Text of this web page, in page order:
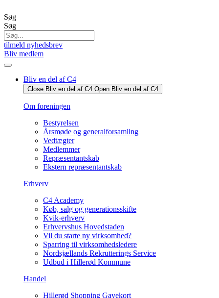
til
indhold
Søg
Søg
tilmeld nyhedsbrev
Bliv medlem
Bliv en del af C4
Close Bliv en del af C4 Open Bliv en del af C4
Om foreningen
Bestyrelsen
Årsmøde og generalforsamling
Vedtægter
Medlemmer
Repræsentantskab
Ekstern repræsentantskab
Erhverv
C4 Academy
Køb, salg og generationsskifte
Kvik-erhverv
Erhvervshus Hovedstaden
Vil du starte ny virksomhed?
Sparring til virksomhedsledere
Nordsjællands Rekrutterings Service
Udbud i Hillerød Kommune
Handel
Hillerød Shopping Gavekort